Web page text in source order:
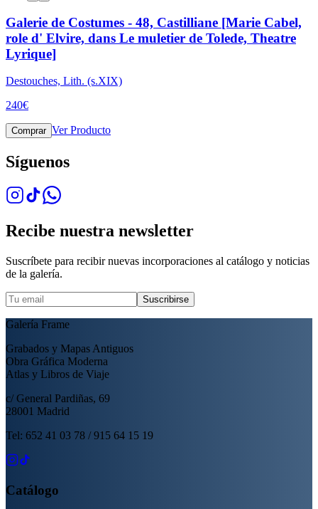
Galerie de Costumes - 48, Castilliane [Marie Cabel,
role d' Elvire, dans Le muletier de Tolede, Theatre
Lyrique]
Destouches, Lith. (s.XIX)
240€
Comprar Ver Producto
Síguenos
Recibe nuestra newsletter
Suscríbete para recibir nuevas incorporaciones al catálogo y noticias
de la galería.
Suscribirse
Galería Frame
Grabados y Mapas Antiguos
Obra Gráfica Moderna
Atlas y Libros de Viaje
c/ General Pardiñas, 69
28001 Madrid
Tel: 652 41 03 78 / 915 64 15 19
Catálogo